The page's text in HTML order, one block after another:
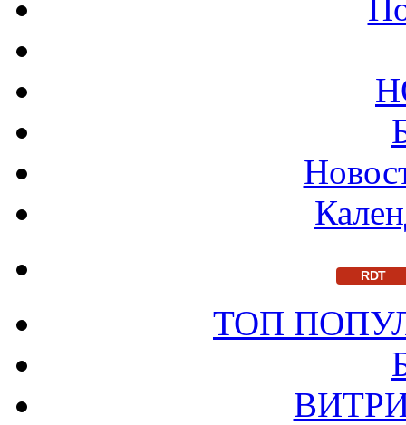
RDT
ТОП